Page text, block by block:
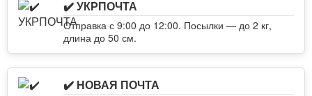
✔️ УКРПОЧТА
Отправка с 9:00 до 12:00. Посылки — до 2 кг,
длина до 50 см.
✔️ НОВАЯ ПОЧТА